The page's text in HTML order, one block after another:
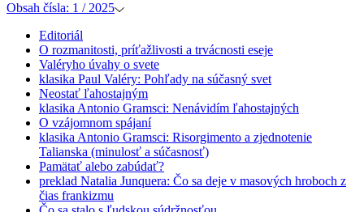
Obsah čísla: 1 / 2025
Editoriál
O rozmanitosti, príťažlivosti a trvácnosti eseje
Valéryho úvahy o svete
klasika Paul Valéry: Pohľady na súčasný svet
Neostať ľahostajným
klasika Antonio Gramsci: Nenávidím ľahostajných
O vzájomnom spájaní
klasika Antonio Gramsci: Risorgimento a zjednotenie
Talianska (minulosť a súčasnosť)
Pamätať alebo zabúdať?
preklad Natalia Junquera: Čo sa deje v masových hroboch z
čias frankizmu